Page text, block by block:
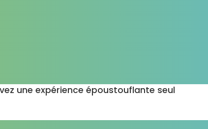
une expérience époustouflante seul